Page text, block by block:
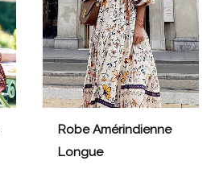
Robe Amérindienne
Longue